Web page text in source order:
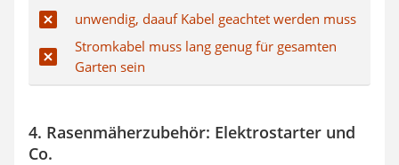
unwendig, daauf Kabel geachtet werden muss
Stromkabel muss lang genug für gesamten
Garten sein
4. Rasenmäherzubehör: Elektrostarter und
Co.